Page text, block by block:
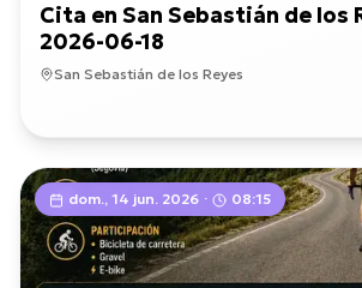
Cita en San Sebastián de los
2026-06-18
San Sebastián de los Reyes
dom., 14 jun. 2026 · 08:15